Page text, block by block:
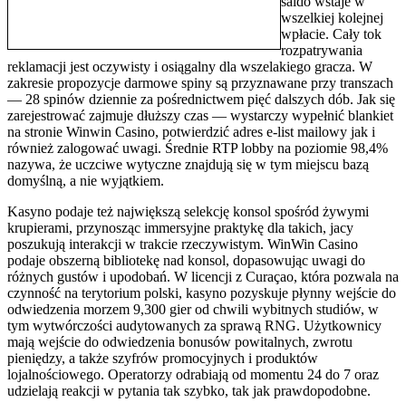
wszelkiej kolejnej
wpłacie. Cały tok
rozpatrywania
reklamacji jest oczywisty i osiągalny dla wszelakiego gracza. W
zakresie propozycje darmowe spiny są przyznawane przy transzach
— 28 spinów dziennie za pośrednictwem pięć dalszych dób. Jak się
zarejestrować zajmuje dłuższy czas — wystarczy wypełnić blankiet
na stronie Winwin Casino, potwierdzić adres e-list mailowy jak i
również zalogować uwagi. Średnie RTP lobby na poziomie 98,4%
nazywa, że uczciwe wytyczne znajdują się w tym miejscu bazą
domyślną, a nie wyjątkiem.
Kasyno podaje też największą selekcję konsol spośród żywymi
krupierami, przynosząc immersyjne praktykę dla takich, jacy
poszukują interakcji w trakcie rzeczywistym. WinWin Casino
podaje obszerną bibliotekę nad konsol, dopasowując uwagi do
różnych gustów i upodobań. W licencji z Curaçao, która pozwala na
czynność na terytorium polski, kasyno pozyskuje płynny wejście do
odwiedzenia morzem 9,300 gier od chwili wybitnych studiów, w
tym wytwórczości audytowanych za sprawą RNG. Użytkownicy
mają wejście do odwiedzenia bonusów powitalnych, zwrotu
pieniędzy, a także szyfrów promocyjnych i produktów
lojalnościowego. Operatorzy odrabiają od momentu 24 do 7 oraz
udzielają reakcji w pytania tak szybko, tak jak prawdopodobne.